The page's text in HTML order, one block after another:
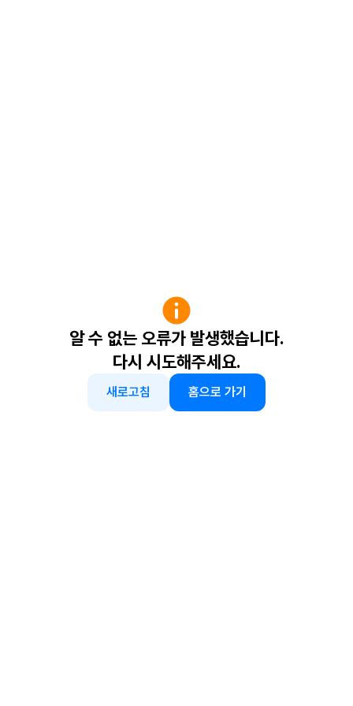
알 수 없는 오류가 발생했습니다.
다시 시도해주세요.
새로고침 홈으로 가기